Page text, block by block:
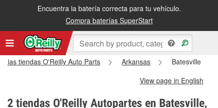
Encuentra la batería correcta para tu vehículo.
Compra baterías SuperStart
las tiendas O'Reilly Auto Parts Arkansas
Batesville
View page in English
2 tiendas O'Reilly Autopartes en Batesville,